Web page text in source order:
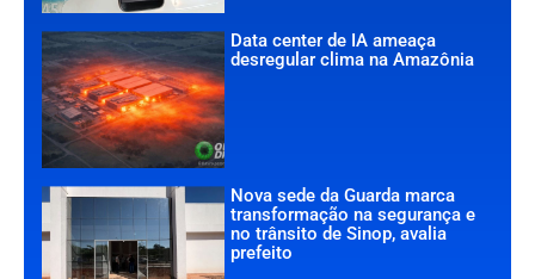
Data center de IA ameaça
desregular clima na Amazônia
Nova sede da Guarda marca
transformação na segurança e
no trânsito de Sinop, avalia
prefeito